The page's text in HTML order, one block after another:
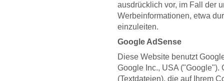
ausdrücklich vor, im Fall der
Werbeinformationen, etwa
einzuleiten.
Google AdSense
Diese Website benutzt
Google Inc., USA ("Google").
(Textdateien), die auf Ihrem